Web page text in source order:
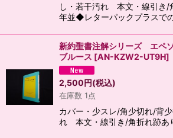
し・若干汚れ 本文・線引き
年並◆レターパックプラスで
新約聖書注解シリーズ エペ
ブルース [AN-KZW2-UT9H]
2,500円(税込)
在庫数 1点
カバー・少スレ/角少切れ/背
れ 本文・線引き/角折れ跡